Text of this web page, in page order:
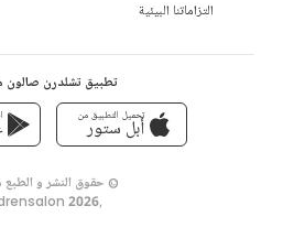
التزاماتنا البيئية
تطبيق تشلدرن صالون
تحميل التطبيق من
أبل ستور
© حقوق النشر و
,
2026